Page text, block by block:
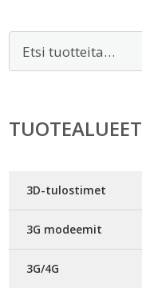
TUOTEALUEET
3D-tulostimet
3G modeemit
3G/4G